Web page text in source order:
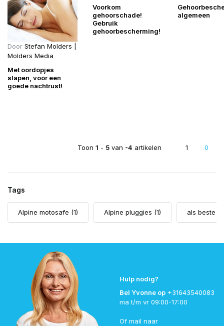
Door Stefan Molders |
Molders Media
Met oordopjes
slapen, voor een
goede nachtrust!
Voorkom
gehoorschade!
Gebruik
gehoorbescherming!
algemeen
Toon 1 - 5 van -4 artikelen 1 0
Tags
Alpine motosafe (1) Alpine pluggies (1) als beste
Hulp nodig?
Bel Yvonne op +31643540083
ma t/m vr 09:00-17:00
Of mail naar